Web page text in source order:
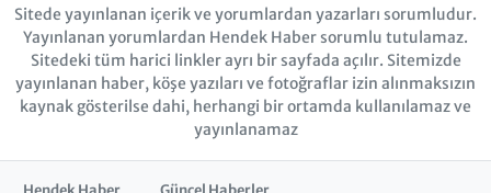
Sitede yayınlanan içerik ve yorumlardan yazarları sorumludur.
Yayınlanan yorumlardan Hendek Haber sorumlu tutulamaz.
Sitedeki tüm harici linkler ayrı bir sayfada açılır. Sitemizde
yayınlanan haber, köşe yazıları ve fotoğraflar izin alınmaksızın
kaynak gösterilse dahi, herhangi bir ortamda kullanılamaz ve
yayınlanamaz